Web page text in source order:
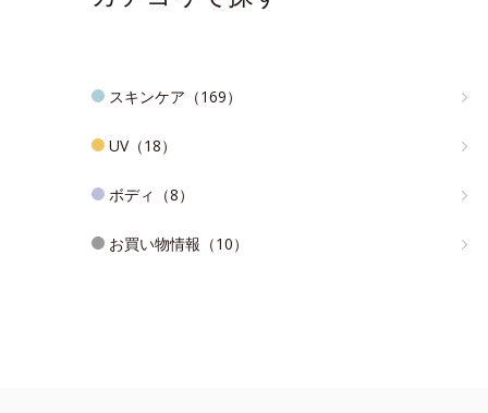
スキンケア（169）
UV（18）
ボディ（8）
お買い物情報（10）